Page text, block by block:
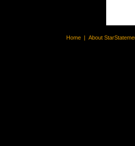
Home | About